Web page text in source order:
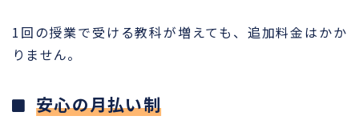
1回の授業で受ける教科が増えても、追加料金はかか
りません。
安心の月払い制